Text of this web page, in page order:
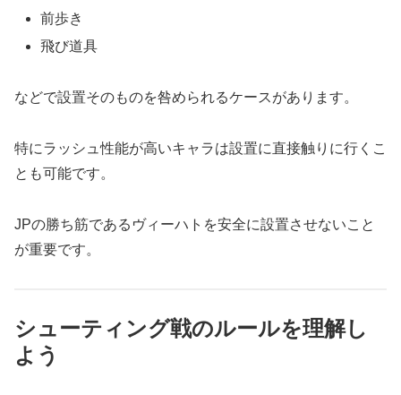
前歩き
飛び道具
などで設置そのものを咎められるケースがあります。
特にラッシュ性能が高いキャラは設置に直接触りに行くこ
とも可能です。
JPの勝ち筋であるヴィーハトを安全に設置させないこと
が重要です。
シューティング戦のルールを理解し
よう